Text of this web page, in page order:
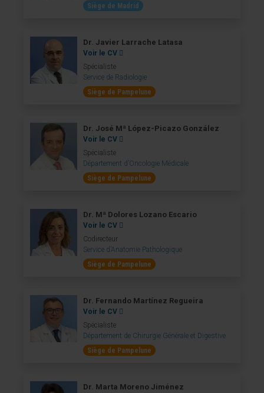
Siège de Madrid
Dr. Javier Larrache Latasa
Voir le CV
Spécialiste
Service de Radiologie
Siège de Pampelune
Dr. José Mª López-Picazo González
Voir le CV
Spécialiste
Département d’Oncologie Médicale
Siège de Pampelune
Dr. Mª Dolores Lozano Escario
Voir le CV
Codirecteur
Service d’Anatomie Pathologique
Siège de Pampelune
Dr. Fernando Martínez Regueira
Voir le CV
Spécialiste
Département de Chirurgie Générale et Digestive
Siège de Pampelune
Dr. Marta Moreno Jiménez